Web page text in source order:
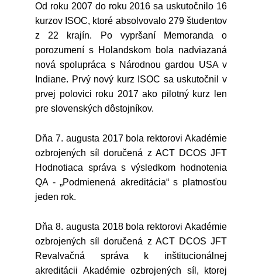
Od roku 2007 do roku 2016 sa uskutočnilo 16
kurzov ISOC, ktoré absolvovalo 279 študentov
z 22 krajín. Po vypršaní Memoranda o
porozumení s Holandskom bola nadviazaná
nová spolupráca s Národnou gardou USA v
Indiane. Prvý nový kurz ISOC sa uskutočnil v
prvej polovici roku 2017 ako pilotný kurz len
pre slovenských dôstojníkov.
Dňa 7. augusta 2017 bola rektorovi Akadémie
ozbrojených síl doručená z ACT DCOS JFT
Hodnotiaca správa s výsledkom hodnotenia
QA - „Podmienená akreditácia“ s platnosťou
jeden rok.
Dňa 8. augusta 2018 bola rektorovi Akadémie
ozbrojených síl doručená z ACT DCOS JFT
Revalvačná správa k inštitucionálnej
akreditácii Akadémie ozbrojených síl, ktorej